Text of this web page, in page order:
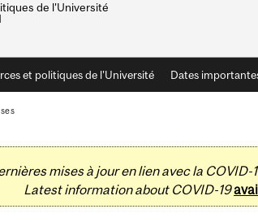
de l'Université
et politiques de l'Université Dates
mises à jour en lien avec la COVID-
Latest information about COVID-19